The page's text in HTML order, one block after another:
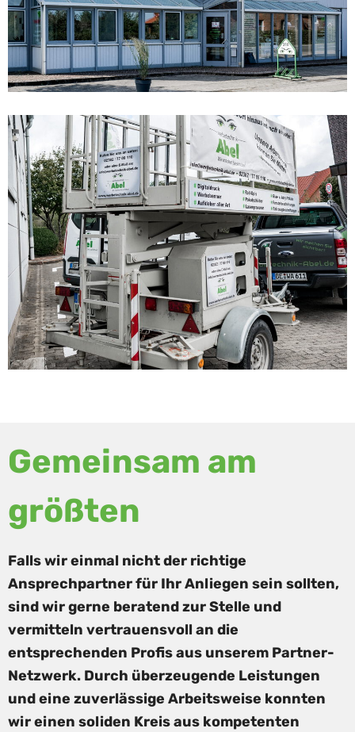
Gemeinsam am
größten
Falls wir einmal nicht der richtige
Ansprechpartner für Ihr Anliegen sein sollten,
sind wir gerne beratend zur Stelle und
vermitteln vertrauensvoll an die
entsprechenden Profis aus unserem Partner-
Netzwerk. Durch überzeugende Leistungen
und eine zuverlässige Arbeitsweise konnten
wir einen soliden Kreis aus kompetenten